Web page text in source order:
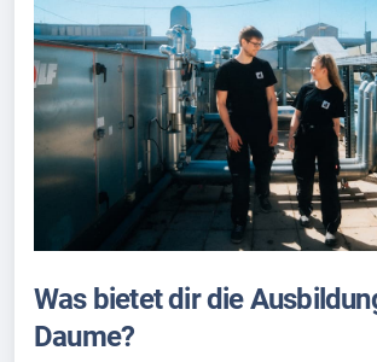
Was bietet dir die
Daume?